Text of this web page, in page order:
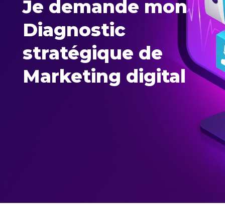
Je demande mon
Diagnostic
stratégique de
Marketing digital